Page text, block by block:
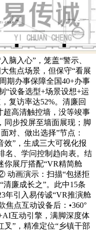
脑入心”，笼盖“警示、
焦点场景，但保守“看展
期办事保障全国40+办事
“设备选型+场景设想+运
复访率达52%。清廉回
超高清触控墙，没等竣事
同步投屏至墙面展现；脚
对、做出选择”节点：
效”，生成三大可视化报
名、学问控制趋向表。结
你展厅搭配“VR精简舱
动画演示：扫描“包拯拒
清廉成长之”。此中15条
年引入易传诚“VR推演舱
焦点互动设备后：•360°
互动引擎，满脚深度体
叉”，精准定位“乡镇干部